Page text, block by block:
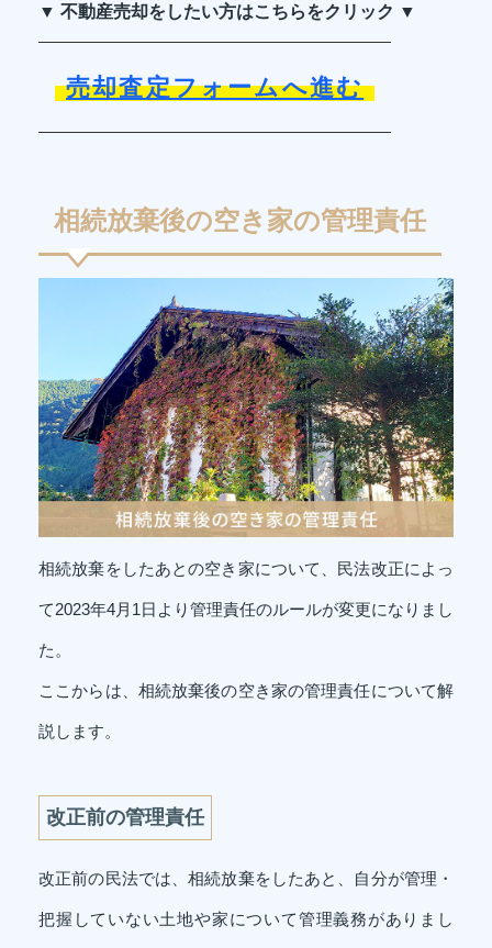
▼ 不動産売却をしたい方はこちらをクリック ▼
売却査定フォームへ進む
相続放棄後の空き家の管理責任
相続放棄をしたあとの空き家について、民法改正によっ
て2023年4月1日より管理責任のルールが変更になりまし
た。
ここからは、相続放棄後の空き家の管理責任について解
説します。
改正前の管理責任
改正前の民法では、相続放棄をしたあと、自分が管理・
把握していない土地や家について管理義務がありまし